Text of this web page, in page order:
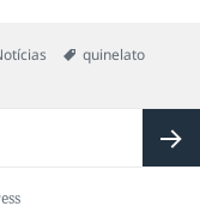
Tags
quinelato